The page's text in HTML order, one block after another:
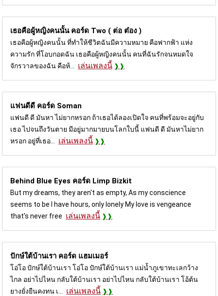
เธอคือผู้หญิงคนนั้น คอร์ด Two ( ต่อ ต๋อง )
เธอคือผู้หญิงคนนั้น ที่ทำให้ชีวิตฉันมีความหมาย คือฟากฟ้า แห่ง
ความรัก ที่โอบกอดฉัน เธอคือผู้หญิงคนนั้น คนที่ฉันรักจนหมดใจ
จักรวาลของฉัน คือห้...
เล่นเพลงนี้
แฟนดีดี คอร์ด Soman
แฟนดี ดี มันหา ไม่ยากหรอก ถ้าเธอได้ลองเปิดใจ คนที่พร้อมจะอยู่กับ
เธอ ไปจนถึงวันตาย มีอยู่มากมายบนโลกใบนี้ แฟนดี ดี มันหาไม่ยาก
หรอก อยู่ที่เธอ...
เล่นเพลงนี้
Behind Blue Eyes คอร์ด Limp Bizkit
But my dreams, they aren't as empty, As my conscience
seems to be I have hours, only lonely My love is vengeance
that's never free เล่นเพลงนี้
ปักษ์ใต้บ้านเรา คอร์ด แฮมเมอร์
โอ่โอ ปักษ์ใต้บ้านเรา โอ่โอ ปักษ์ใต้บ้านเรา แม่น้ำภูเขาทะเลกว้าง
ไกล อย่าไปไหน กลับใต้บ้านเรา อย่าไปไหน กลับใต้บ้านเรา โอ้ต้น
ยางยั่งยืนคงทน เ...
เล่นเพลงนี้